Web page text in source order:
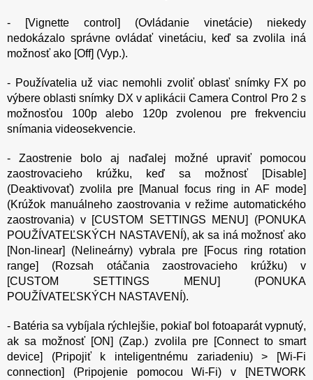
- [Vignette control] (Ovládanie vinetácie) niekedy
nedokázalo správne ovládať vinetáciu, keď sa zvolila iná
možnosť ako [Off] (Vyp.).
- Používatelia už viac nemohli zvoliť oblasť snímky FX po
výbere oblasti snímky DX v aplikácii Camera Control Pro 2 s
možnosťou 100p alebo 120p zvolenou pre frekvenciu
snímania videosekvencie.
- Zaostrenie bolo aj naďalej možné upraviť pomocou
zaostrovacieho krúžku, keď sa možnosť [Disable]
(Deaktivovať) zvolila pre [Manual focus ring in AF mode]
(Krúžok manuálneho zaostrovania v režime automatického
zaostrovania) v [CUSTOM SETTINGS MENU] (PONUKA
POUŽÍVATEĽSKÝCH NASTAVENÍ), ak sa iná možnosť ako
[Non-linear] (Nelineárny) vybrala pre [Focus ring rotation
range] (Rozsah otáčania zaostrovacieho krúžku) v
[CUSTOM SETTINGS MENU] (PONUKA
POUŽÍVATEĽSKÝCH NASTAVENÍ).
- Batéria sa vybíjala rýchlejšie, pokiaľ bol fotoaparát vypnutý,
ak sa možnosť [ON] (Zap.) zvolila pre [Connect to smart
device] (Pripojiť k inteligentnému zariadeniu) > [Wi-Fi
connection] (Pripojenie pomocou Wi-Fi) v [NETWORK